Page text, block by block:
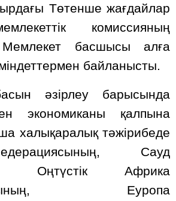
Төтенше жағдайлар
комиссияның
басшысы алға
байланысты.
әзірлеу барысында
экономиканы қалпына
халықаралық тәжірибеде
Сауд
Оңтүстік Африка
Еуропа